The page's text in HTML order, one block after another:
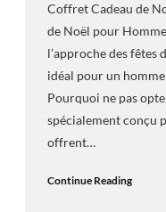
Coffret Cadeau de
de Noël pour
l’approche des fêtes
idéal pour un
Pourquoi ne pas
spécialement conçu
offrent…
Continue Reading